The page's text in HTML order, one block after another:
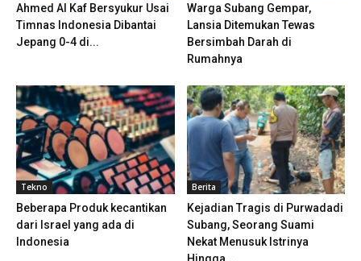
Ahmed Al Kaf Bersyukur Usai
Timnas Indonesia Dibantai
Jepang 0-4 di...
Warga Subang Gempar,
Lansia Ditemukan Tewas
Bersimbah Darah di
Rumahnya
Tekno
Beberapa Produk kecantikan
dari Israel yang ada di
Indonesia
Berita
Kejadian Tragis di Purwadadi
Subang, Seorang Suami
Nekat Menusuk Istrinya